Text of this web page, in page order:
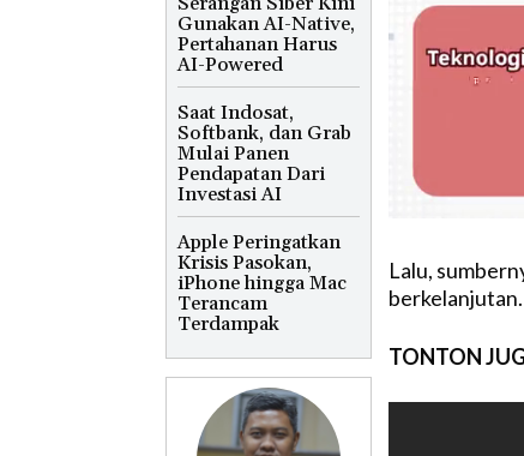
Gunakan AI-Native,
Pertahanan Harus
AI-Powered
Saat Indosat,
Softbank, dan Grab
Mulai Panen
Pendapatan Dari
Investasi AI
Apple Peringatkan
Krisis Pasokan,
iPhone hingga Mac
Terancam
Terdampak
Lalu,
berkelanjutan.
TONTON